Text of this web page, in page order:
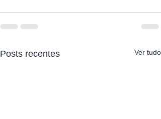
Posts recentes Ver tudo